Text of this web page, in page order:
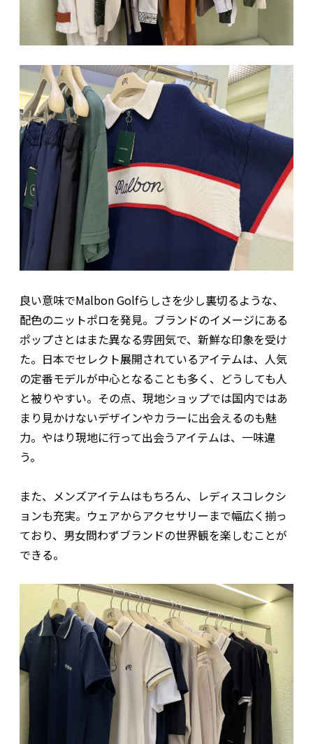
良い意味でMalbon Golfらしさを少し裏切るような、
配色のニットポロを発見。ブランドのイメージにある
ポップさとはまた異なる雰囲気で、新鮮な印象を受け
た。日本でセレクト展開されているアイテムは、人気
の定番モデルが中心となることも多く、どうしても人
と被りやすい。その点、現地ショップでは国内ではあ
まり見かけないデザインやカラーに出会えるのも魅
力。やはり現地に行って出会うアイテムは、一味違
う。
また、メンズアイテムはもちろん、レディスコレクシ
ョンも充実。ウェアからアクセサリーまで幅広く揃っ
ており、男女問わずブランドの世界観を楽しむことが
できる。